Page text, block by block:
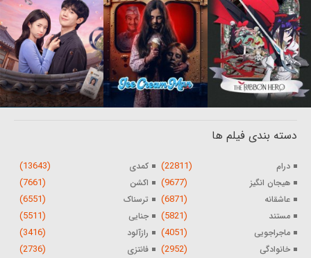
دسته بندی فیلم ها
درام (22811) کمدی (13643)
هیجان انگیز (9677) اکشن (7661)
عاشقانه (6871) ترسناک (6551)
مستند (5821) جنایی (5511)
ماجراجویی (4051) رازآلود (3416)
خانوادگی (2952) فانتزی (2736)